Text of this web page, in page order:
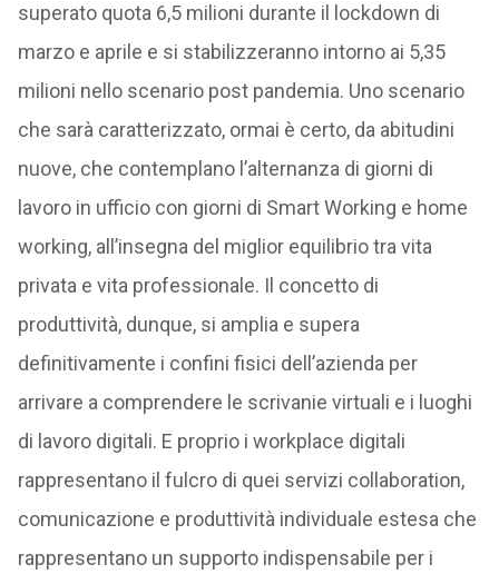
superato quota 6,5 milioni durante il lockdown di
marzo e aprile e si stabilizzeranno intorno ai 5,35
milioni nello scenario post pandemia. Uno scenario
che sarà caratterizzato, ormai è certo, da abitudini
nuove, che contemplano l’alternanza di giorni di
lavoro in ufficio con giorni di Smart Working e home
working, all’insegna del miglior equilibrio tra vita
privata e vita professionale. Il concetto di
produttività, dunque, si amplia e supera
definitivamente i confini fisici dell’azienda per
arrivare a comprendere le scrivanie virtuali e i luoghi
di lavoro digitali. E proprio i workplace digitali
rappresentano il fulcro di quei servizi collaboration,
comunicazione e produttività individuale estesa che
rappresentano un supporto indispensabile per i